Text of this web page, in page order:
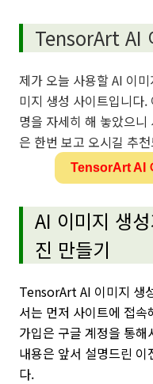
TensorArt AI
제가 오늘 사용할 AI 이
미지 생성 사이트입니다
명을 자세히 해 놓았으
은 한번 보고 오시길 추
TensorArt AI
AI 이미지 생
진 만들기
TensorArt AI 이미지 생
서는 먼저 사이트에 접
가입은 구글 계정을 통
내용은 앞서 설명드린
다.